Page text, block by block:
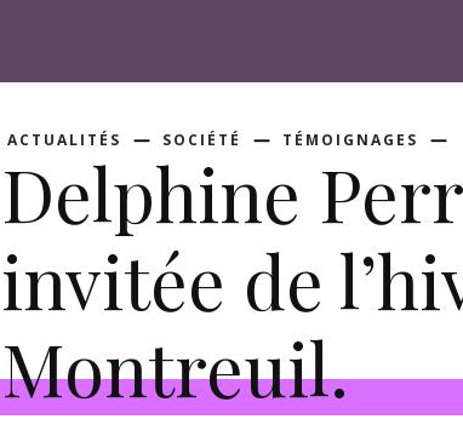
ACTUALITÉS SOCIÉTÉ TÉMOIGNAGES
Delphine
invitée de
Montreuil.